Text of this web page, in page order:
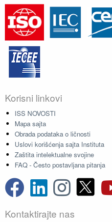
Korisni linkovi
ISS NOVOSTI
Mapa sajta
Obrada podataka o ličnosti
Uslovi korišćenja sajta Instituta
Zaštita intelektualne svojine
FAQ - Često postavljana pitanja
Kontaktirajte nas